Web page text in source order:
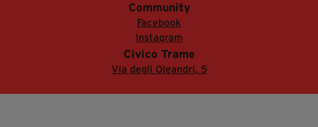
Community
Facebook
Instagram
Civico Trame
Via degli Oleandri, 5